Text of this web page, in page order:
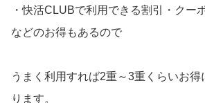
・快活CLUBで利用できる割引・クー
などのお得もあるので
うまく利用すれば2重～3重くらいお得
ります。